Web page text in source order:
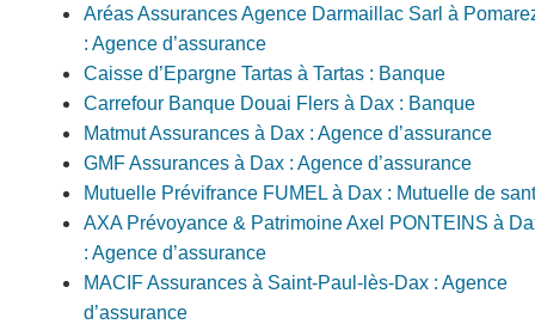
Aréas Assurances Agence Darmaillac Sarl à
: Agence d’assurance
Caisse d’Epargne Tartas à Tartas : Banque
Carrefour Banque Douai Flers à Dax : Banque
Matmut Assurances à Dax : Agence d’assurance
GMF Assurances à Dax : Agence d’assurance
Mutuelle Prévifrance FUMEL à Dax : Mutuelle de
AXA Prévoyance & Patrimoine Axel PONTEINS à
: Agence d’assurance
MACIF Assurances à Saint-Paul-lès-Dax : Agence
d’assurance